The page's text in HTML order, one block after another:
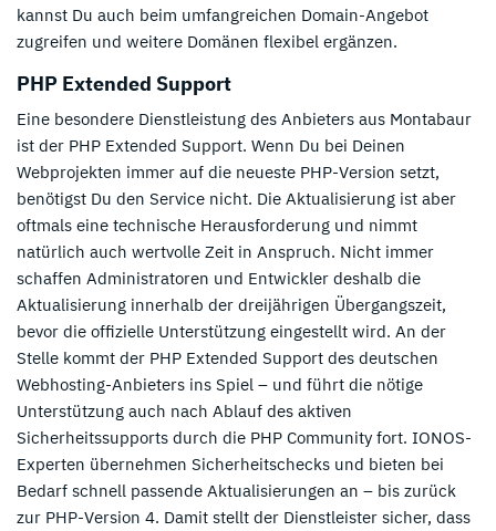
kannst Du auch beim umfangreichen Domain-Angebot
zugreifen und weitere Domänen flexibel ergänzen.
PHP Extended Support
Eine besondere Dienstleistung des Anbieters aus Montabaur
ist der PHP Extended Support. Wenn Du bei Deinen
Webprojekten immer auf die neueste PHP-Version setzt,
benötigst Du den Service nicht. Die Aktualisierung ist aber
oftmals eine technische Herausforderung und nimmt
natürlich auch wertvolle Zeit in Anspruch. Nicht immer
schaffen Administratoren und Entwickler deshalb die
Aktualisierung innerhalb der dreijährigen Übergangszeit,
bevor die offizielle Unterstützung eingestellt wird. An der
Stelle kommt der PHP Extended Support des deutschen
Webhosting-Anbieters ins Spiel – und führt die nötige
Unterstützung auch nach Ablauf des aktiven
Sicherheitssupports durch die PHP Community fort. IONOS-
Experten übernehmen Sicherheitschecks und bieten bei
Bedarf schnell passende Aktualisierungen an – bis zurück
zur PHP-Version 4. Damit stellt der Dienstleister sicher, dass